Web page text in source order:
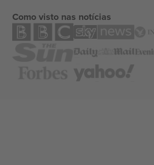
Como visto nas notícias